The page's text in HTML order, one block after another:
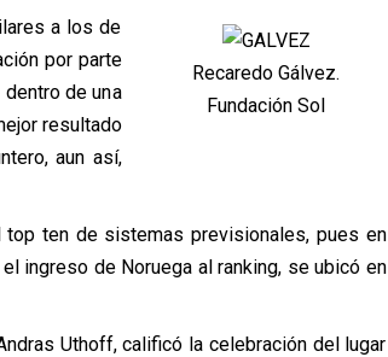
Recaredo Gálvez.
Fundación Sol
a los de
por parte
de una
resultado
aun así,
ten de sistemas previsionales, pues en
ingreso de Noruega al ranking, se ubicó en
Uthoff, calificó la celebración del lugar